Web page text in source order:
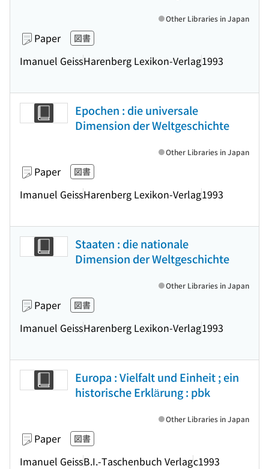
Paper 図書
Imanuel GeissHarenberg Lexikon-Verlag1993
Other Libraries in Japan
Epochen : die universale
Dimension der Weltgeschichte
Paper 図書
Imanuel GeissHarenberg Lexikon-Verlag1993
Other Libraries in Japan
Staaten : die nationale
Dimension der Weltgeschichte
Paper 図書
Imanuel GeissHarenberg Lexikon-Verlag1993
Other Libraries in Japan
Europa : Vielfalt und Einheit ; ein
historische Erklärung : pbk
Paper 図書
Imanuel GeissB.I.-Taschenbuch Verlagc1993
Other Libraries in Japan